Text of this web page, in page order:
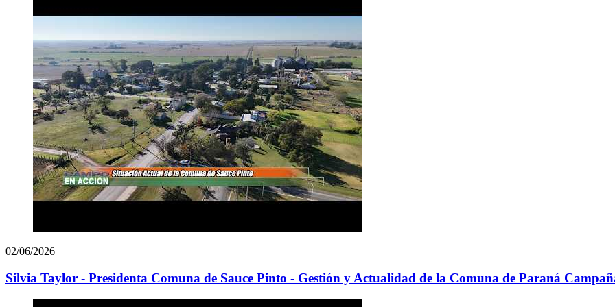
02/06/2026
Silvia Taylor - Presidenta Comuna de Sauce Pinto - Gestión y Actualidad de la Comuna de Paraná